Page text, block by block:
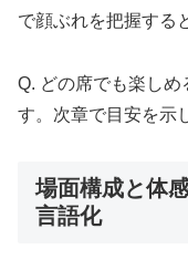
で顔ぶれを把握する
Q. どの席でも楽しめ
す。次章で目安を示
場面構成と体
言語化